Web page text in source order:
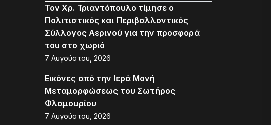
Τον Χρ. Τριαντόπουλο τίμησε ο
Πολιτιστικός και Περιβαλλοντικός
Σύλλογος Αερινού για την προσφορά
του στο χωριό
7 Αυγούστου, 2026
Εικόνες από την Ιερά Μονή
Μεταμορφώσεως του Σωτήρος
Φλαμουρίου
7 Αυγούστου, 2026